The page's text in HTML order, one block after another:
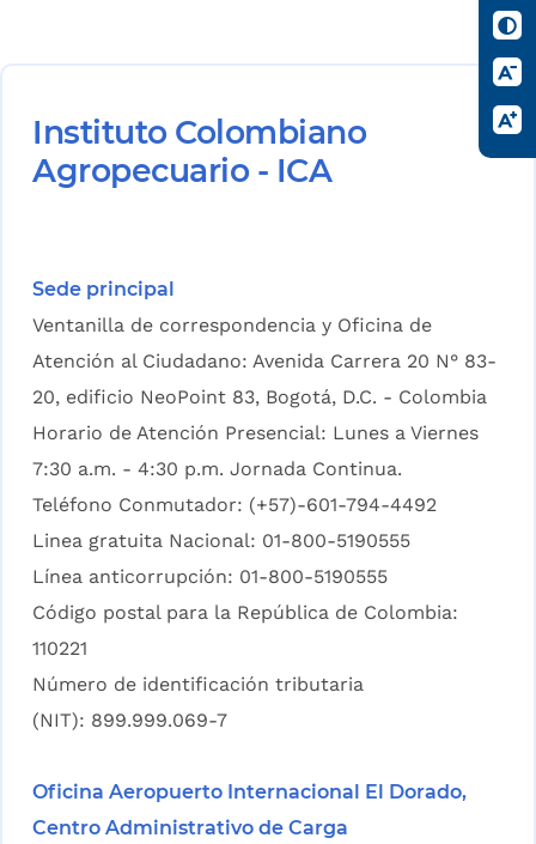
Instituto Colombiano
Agropecuario - ICA
Sede principal
Ventanilla de correspondencia y Oficina de
Atención al Ciudadano: Avenida Carrera 20 N° 83-
20, edificio NeoPoint 83, Bogotá, D.C. - Colombia
Horario de Atención Presencial: Lunes a Viernes
7:30 a.m. - 4:30 p.m. Jornada Continua.
Teléfono Conmutador: (+57)-601-794-4492
Linea gratuita Nacional: 01-800-5190555
Línea anticorrupción: 01-800-5190555
Código postal para la República de Colombia:
110221
Número de identificación tributaria
(NIT): 899.999.069-7
Oficina Aeropuerto Internacional El Dorado,
Centro Administrativo de Carga